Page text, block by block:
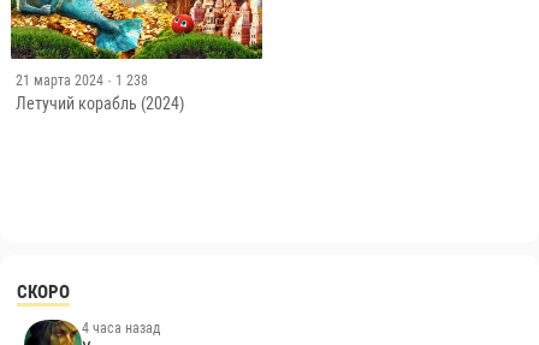
21 марта 2024 · 1 238
Летучий корабль (2024)
СКОРО
4 часа назад